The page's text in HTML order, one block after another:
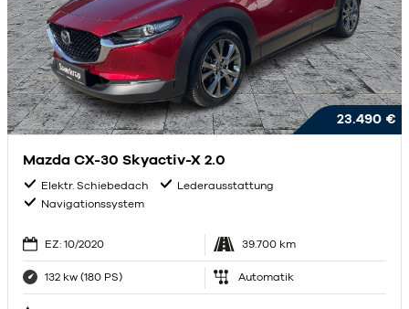
23.490 €
Mazda CX-30 Skyactiv-X 2.0
Elektr. Schiebedach
Lederausstattung
Navigationssystem
EZ: 10/2020 39.700 km
132 kw (180 PS) Automatik